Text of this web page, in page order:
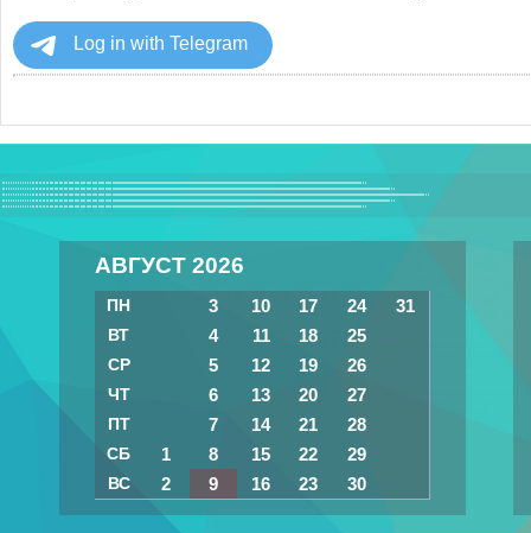
АВГУСТ 2026
ПН 3 10 17 24 31
ВТ 4 11 18 25
СР 5 12 19 26
ЧТ 6 13 20 27
ПТ 7 14 21 28
СБ 1 8 15 22 29
ВС 2 9 16 23 30